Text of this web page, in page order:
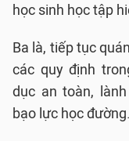
học sinh học tập
Ba là, tiếp tục
các quy định
dục an toàn,
bạo lực học đường.